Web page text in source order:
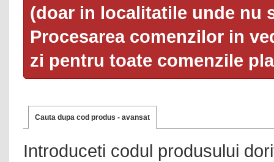
(doar in localitatile unde nu
Procesarea comenzilor in
zi pentru toate comenzile
Cauta dupa cod produs - avansat
Introduceti codul produsului